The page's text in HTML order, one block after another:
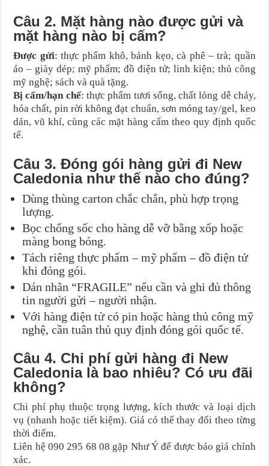
Câu 2. Mặt hàng nào được gửi và
mặt hàng nào bị cấm?
Được gửi: thực phẩm khô, bánh kẹo, cà phê – trà; quần
áo – giày dép; mỹ phẩm; đồ điện tử; linh kiện; thủ công
mỹ nghệ; sách và quà tặng.
Bị cấm/hạn chế: thực phẩm tươi sống, chất lỏng dễ cháy,
hóa chất, pin rời không đạt chuẩn, sơn móng tay/gel, keo
dán, vũ khí, cùng các mặt hàng cấm theo quy định quốc
tế.
Câu 3. Đóng gói hàng gửi đi New
Caledonia như thế nào cho đúng?
Dùng thùng carton chắc chắn, phù hợp trọng
lượng.
Bọc chống sốc cho hàng dễ vỡ bằng xốp hoặc
màng bong bóng.
Tách riêng thực phẩm – mỹ phẩm – đồ điện tử
khi đóng gói.
Dán nhãn “FRAGILE” nếu cần và ghi đủ thông
tin người gửi – người nhận.
Với hàng điện tử có pin hoặc hàng thủ công mỹ
nghệ, cần tuân thủ quy định đóng gói quốc tế.
Câu 4. Chi phí gửi hàng đi New
Caledonia là bao nhiêu? Có ưu đãi
không?
Chi phí phụ thuộc trọng lượng, kích thước và loại dịch
vụ (nhanh hoặc tiết kiệm). Giá có thể thay đổi theo từng
thời điểm.
Liên hệ 090 295 68 08 gặp Như Ý để được báo giá chính
xác.